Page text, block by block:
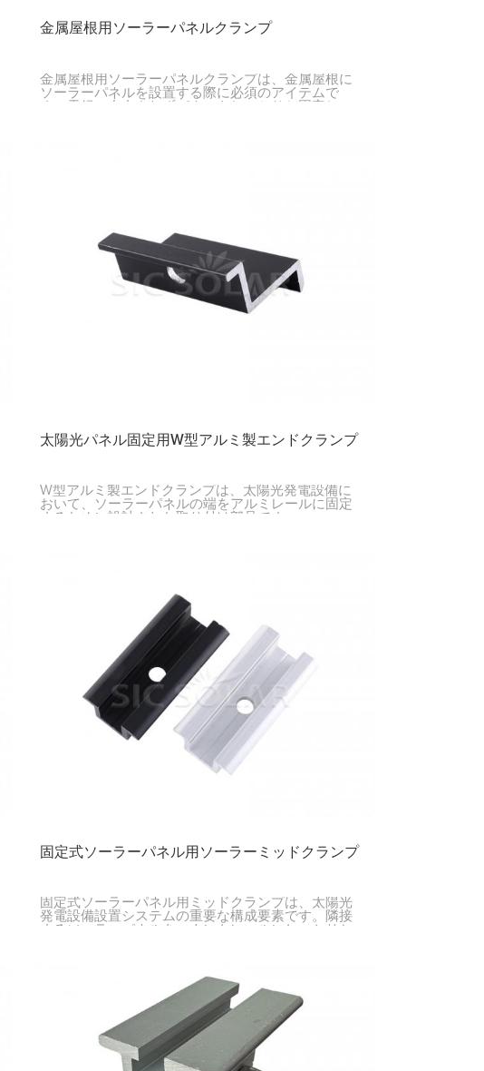
金属屋根用ソーラーパネルクランプ
金属屋根用ソーラーパネルクランプは、金属屋根に
ソーラーパネルを設置する際に必須のアイテムで
太陽光パネル固定用W型アルミ製エンドクランプ
W型アルミ製エンドクランプは、太陽光発電設備に
おいて、ソーラーパネルの端をアルミレールに固定
固定式ソーラーパネル用ソーラーミッドクランプ
固定式ソーラーパネル用ミッドクランプは、太陽光
発電設備設置システムの重要な構成要素です。隣接